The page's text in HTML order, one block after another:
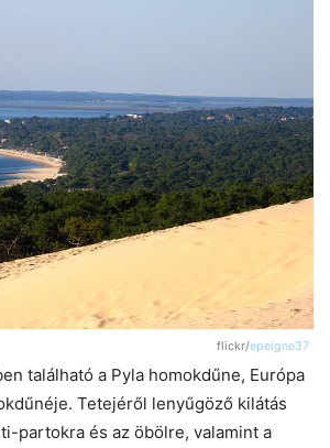
flickr/epeigne37
található a Pyla homokdűne, Európa
Tetejéről lenyűgöző kilátás
partokra és az öbölre, valamint a